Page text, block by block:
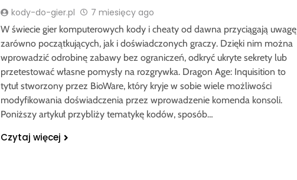
kody-do-gier.pl 7 miesięcy ago
W świecie gier komputerowych kody i cheaty od dawna przyciągają uwagę
zarówno początkujących, jak i doświadczonych graczy. Dzięki nim można
wprowadzić odrobinę zabawy bez ograniczeń, odkryć ukryte sekrety lub
przetestować własne pomysły na rozgrywka. Dragon Age: Inquisition to
tytuł stworzony przez BioWare, który kryje w sobie wiele możliwości
modyfikowania doświadczenia przez wprowadzenie komenda konsoli.
Poniższy artykuł przybliży tematykę kodów, sposób…
Czytaj więcej